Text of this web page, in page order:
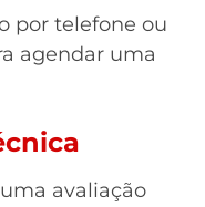
por telefone ou
agendar uma
avaliação